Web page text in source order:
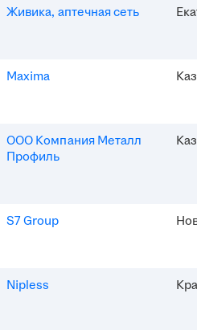
Живика, аптечная сеть
Maxima
ООО Компания Металл
Профиль
S7 Group
Nipless